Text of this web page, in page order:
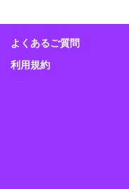
よくあるご質問
利用規約
プライバシーポリシー